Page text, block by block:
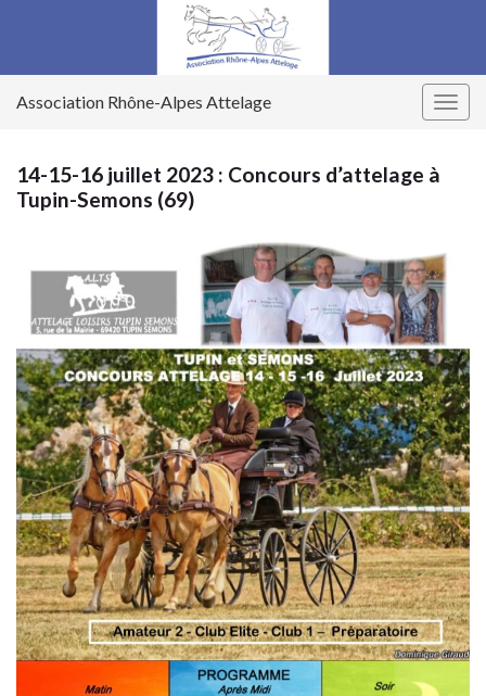
Association Rhône-Alpes Attelage
14-15-16 juillet 2023 : Concours d’attelage à
Tupin-Semons (69)